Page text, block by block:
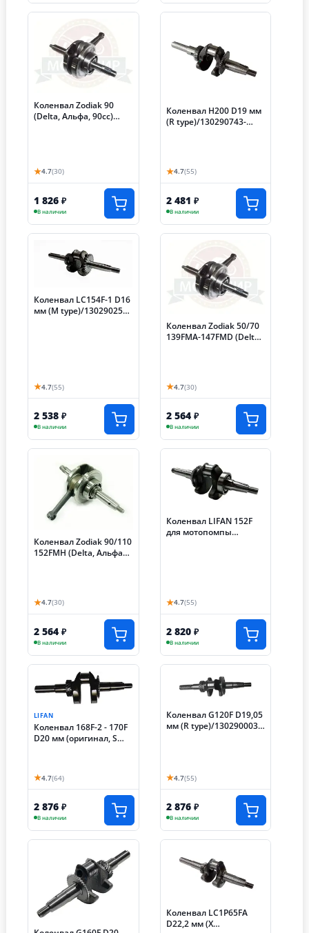
Коленвал Zodiak 90
(Delta, Альфа, 90сс)
★4.7(30)
1 826 ₽
В наличии
Коленвал H200 D19 мм
(R type)/130290743-
★4.7(55)
2 481 ₽
В наличии
Коленвал LC154F-1 D16
мм (M type)/130290255-
★4.7(55)
2 538 ₽
В наличии
Коленвал Zodiak 50/70
139FMА-147FMD (Delta,
★4.7(30)
2 564 ₽
В наличии
Коленвал Zodiak 90/110
152FMH (Delta, Альфа
★4.7(30)
2 564 ₽
В наличии
Коленвал LIFAN 152F
для мотопомпы
★4.7(55)
2 820 ₽
В наличии
LIFAN
Коленвал 168F-2 - 170F
D20 мм (оригинал, S
★4.7(64)
2 876 ₽
В наличии
Коленвал G120F D19,05
мм (R type)/130290003-
★4.7(55)
2 876 ₽
В наличии
Коленвал LC1P65FA
D22,2 мм (X